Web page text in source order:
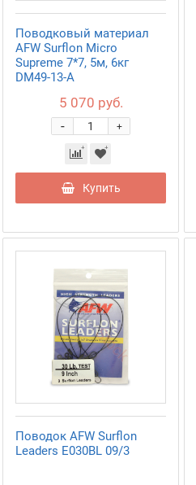
Поводковый материал
AFW Surflon Micro
Supreme 7*7, 5м, 6кг
DM49-13-A
5 070 руб.
+
-
Купить
Поводок AFW Surflon
Leaders E030BL 09/3